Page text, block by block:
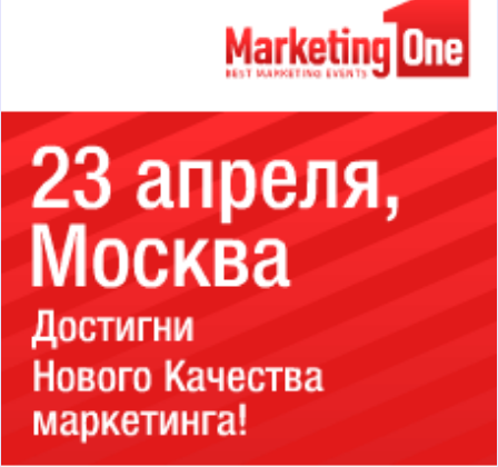
новости
материалы
видео
события
бизнес-центр